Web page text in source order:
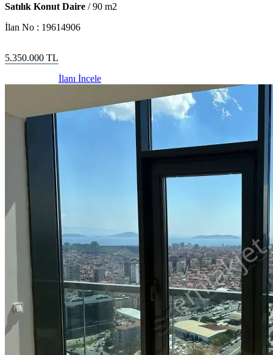
Satılık Konut Daire /90 m2
İlan No : 19614906
5.350.000 TL
İlanı İncele